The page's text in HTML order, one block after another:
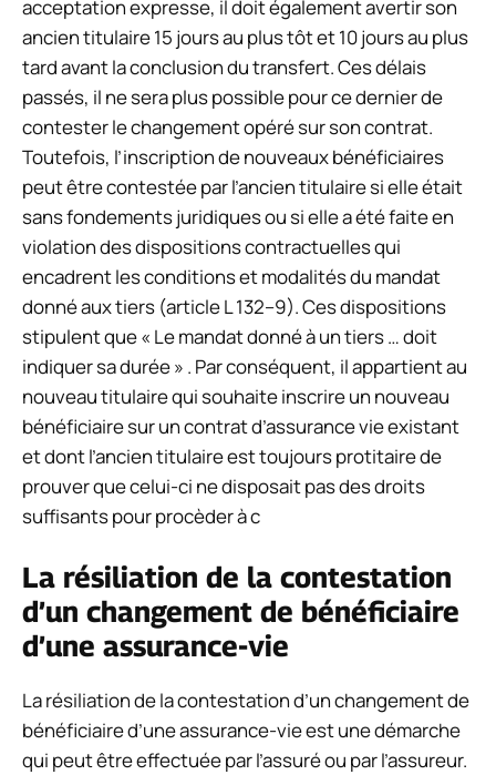
acceptation expresse, il doit également avertir son
ancien titulaire 15 jours au plus tôt et 10 jours au plus
tard avant la conclusion du transfert. Ces délais
passés, il ne sera plus possible pour ce dernier de
contester le changement opéré sur son contrat.
Toutefois, l’inscription de nouveaux bénéficiaires
peut être contestée par l’ancien titulaire si elle était
sans fondements juridiques ou si elle a été faite en
violation des dispositions contractuelles qui
encadrent les conditions et modalités du mandat
donné aux tiers (article L 132–9). Ces dispositions
stipulent que « Le mandat donné à un tiers … doit
indiquer sa durée » . Par conséquent, il appartient au
nouveau titulaire qui souhaite inscrire un nouveau
bénéficiaire sur un contrat d’assurance vie existant
et dont l’ancien titulaire est toujours protitaire de
prouver que celui-ci ne disposait pas des droits
suffisants pour procèder à c
La résiliation de la contestation
d’un changement de bénéficiaire
d’une assurance-vie
La résiliation de la contestation d’un changement de
bénéficiaire d’une assurance-vie est une démarche
qui peut être effectuée par l’assuré ou par l’assureur.